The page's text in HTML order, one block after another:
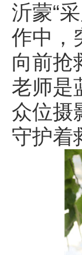
沂蒙“
作中，
向前抢
老师是
众位摄
守护着